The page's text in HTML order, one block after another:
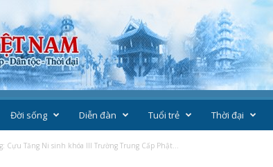
Đời sống Diễn đàn Tuổi trẻ Thời đại
Cựu Tăng Ni sinh khóa III Trường Trung Cấp Phật...